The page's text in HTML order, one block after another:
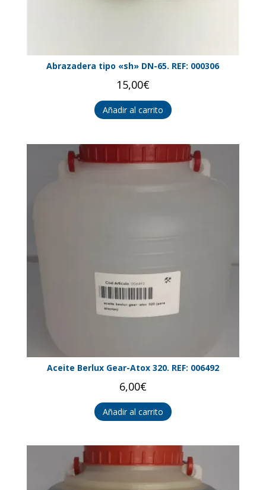
Abrazadera tipo «sh» DN-65. REF: 000306
15,00€
Añadir al carrito
Aceite Berlux Gear-Atox 320. REF: 006492
6,00€
Añadir al carrito